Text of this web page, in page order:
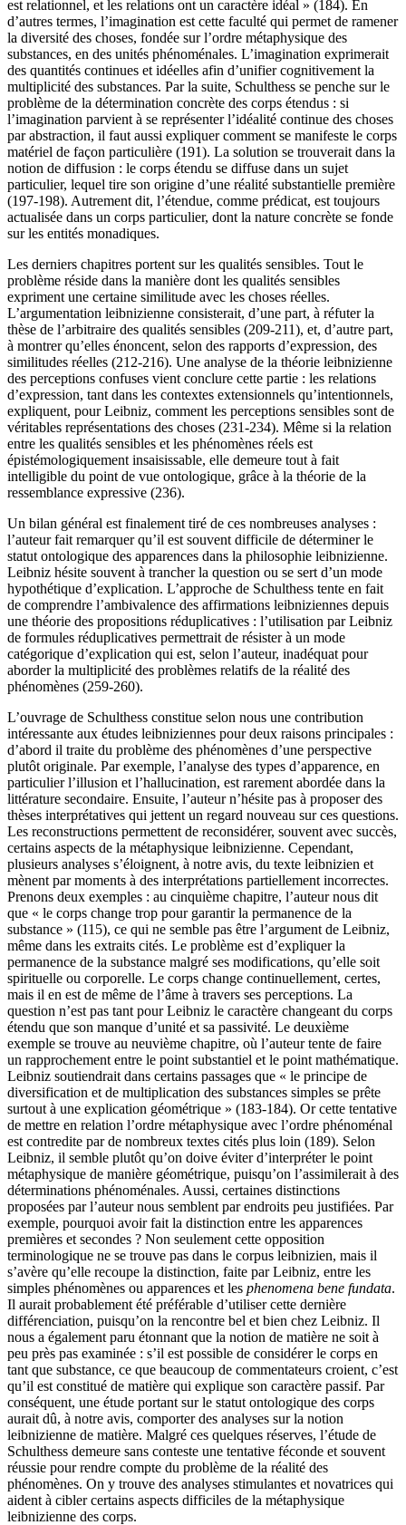
est relationnel, et les relations ont un caractère idéal » (184). En
d’autres termes, l’imagination est cette faculté qui permet de ramener
la diversité des choses, fondée sur l’ordre métaphysique des
substances, en des unités phénoménales. L’imagination exprimerait
des quantités continues et idéelles afin d’unifier cognitivement la
multiplicité des substances. Par la suite, Schulthess se penche sur le
problème de la détermination concrète des corps étendus : si
l’imagination parvient à se représenter l’idéalité continue des choses
par abstraction, il faut aussi expliquer comment se manifeste le corps
matériel de façon particulière (191). La solution se trouverait dans la
notion de diffusion : le corps étendu se diffuse dans un sujet
particulier, lequel tire son origine d’une réalité substantielle première
(197-198). Autrement dit, l’étendue, comme prédicat, est toujours
actualisée dans un corps particulier, dont la nature concrète se fonde
sur les entités monadiques.
Les derniers chapitres portent sur les qualités sensibles. Tout le
problème réside dans la manière dont les qualités sensibles
expriment une certaine similitude avec les choses réelles.
L’argumentation leibnizienne consisterait, d’une part, à réfuter la
thèse de l’arbitraire des qualités sensibles (209-211), et, d’autre part,
à montrer qu’elles énoncent, selon des rapports d’expression, des
similitudes réelles (212-216). Une analyse de la théorie leibnizienne
des perceptions confuses vient conclure cette partie : les relations
d’expression, tant dans les contextes extensionnels qu’intentionnels,
expliquent, pour Leibniz, comment les perceptions sensibles sont de
véritables représentations des choses (231-234). Même si la relation
entre les qualités sensibles et les phénomènes réels est
épistémologiquement insaisissable, elle demeure tout à fait
intelligible du point de vue ontologique, grâce à la théorie de la
ressemblance expressive (236).
Un bilan général est finalement tiré de ces nombreuses analyses :
l’auteur fait remarquer qu’il est souvent difficile de déterminer le
statut ontologique des apparences dans la philosophie leibnizienne.
Leibniz hésite souvent à trancher la question ou se sert d’un mode
hypothétique d’explication. L’approche de Schulthess tente en fait
de comprendre l’ambivalence des affirmations leibniziennes depuis
une théorie des propositions réduplicatives : l’utilisation par Leibniz
de formules réduplicatives permettrait de résister à un mode
catégorique d’explication qui est, selon l’auteur, inadéquat pour
aborder la multiplicité des problèmes relatifs de la réalité des
phénomènes (259-260).
L’ouvrage de Schulthess constitue selon nous une contribution
intéressante aux études leibniziennes pour deux raisons principales :
d’abord il traite du problème des phénomènes d’une perspective
plutôt originale. Par exemple, l’analyse des types d’apparence, en
particulier l’illusion et l’hallucination, est rarement abordée dans la
littérature secondaire. Ensuite, l’auteur n’hésite pas à proposer des
thèses interprétatives qui jettent un regard nouveau sur ces questions.
Les reconstructions permettent de reconsidérer, souvent avec succès,
certains aspects de la métaphysique leibnizienne. Cependant,
plusieurs analyses s’éloignent, à notre avis, du texte leibnizien et
mènent par moments à des interprétations partiellement incorrectes.
Prenons deux exemples : au cinquième chapitre, l’auteur nous dit
que « le corps change trop pour garantir la permanence de la
substance » (115), ce qui ne semble pas être l’argument de Leibniz,
même dans les extraits cités. Le problème est d’expliquer la
permanence de la substance malgré ses modifications, qu’elle soit
spirituelle ou corporelle. Le corps change continuellement, certes,
mais il en est de même de l’âme à travers ses perceptions. La
question n’est pas tant pour Leibniz le caractère changeant du corps
étendu que son manque d’unité et sa passivité. Le deuxième
exemple se trouve au neuvième chapitre, où l’auteur tente de faire
un rapprochement entre le point substantiel et le point mathématique.
Leibniz soutiendrait dans certains passages que « le principe de
diversification et de multiplication des substances simples se prête
surtout à une explication géométrique » (183-184). Or cette tentative
de mettre en relation l’ordre métaphysique avec l’ordre phénoménal
est contredite par de nombreux textes cités plus loin (189). Selon
Leibniz, il semble plutôt qu’on doive éviter d’interpréter le point
métaphysique de manière géométrique, puisqu’on l’assimilerait à des
déterminations phénoménales. Aussi, certaines distinctions
proposées par l’auteur nous semblent par endroits peu justifiées. Par
exemple, pourquoi avoir fait la distinction entre les apparences
premières et secondes ? Non seulement cette opposition
terminologique ne se trouve pas dans le corpus leibnizien, mais il
s’avère qu’elle recoupe la distinction, faite par Leibniz, entre les
simples phénomènes ou apparences et les phenomena bene fundata.
Il aurait probablement été préférable d’utiliser cette dernière
différenciation, puisqu’on la rencontre bel et bien chez Leibniz. Il
nous a également paru étonnant que la notion de matière ne soit à
peu près pas examinée : s’il est possible de considérer le corps en
tant que substance, ce que beaucoup de commentateurs croient, c’est
qu’il est constitué de matière qui explique son caractère passif. Par
conséquent, une étude portant sur le statut ontologique des corps
aurait dû, à notre avis, comporter des analyses sur la notion
leibnizienne de matière. Malgré ces quelques réserves, l’étude de
Schulthess demeure sans conteste une tentative féconde et souvent
réussie pour rendre compte du problème de la réalité des
phénomènes. On y trouve des analyses stimulantes et novatrices qui
aident à cibler certains aspects difficiles de la métaphysique
leibnizienne des corps.